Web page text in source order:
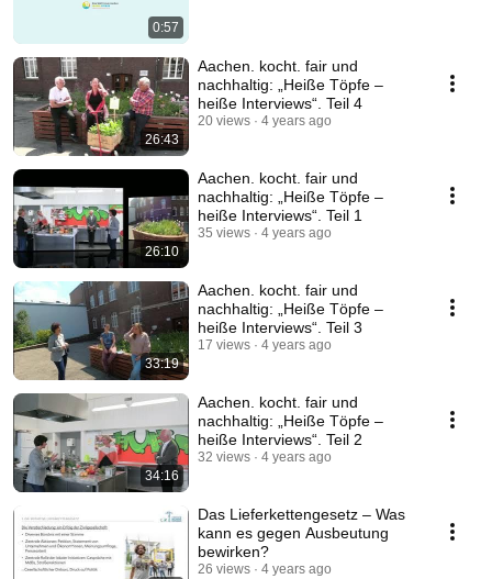
0:57
26:43
Aachen. kocht. fair und
nachhaltig: „Heiße Töpfe –
heiße Interviews“. Teil 4
20 views 4 years ago
26:10
Aachen. kocht. fair und
nachhaltig: „Heiße Töpfe –
heiße Interviews“. Teil 1
35 views 4 years ago
33:19
Aachen. kocht. fair und
nachhaltig: „Heiße Töpfe –
heiße Interviews“. Teil 3
17 views 4 years ago
34:16
Aachen. kocht. fair und
nachhaltig: „Heiße Töpfe –
heiße Interviews“. Teil 2
32 views 4 years ago
Das Lieferkettengesetz – Was
kann es gegen Ausbeutung
bewirken?
26 views 4 years ago